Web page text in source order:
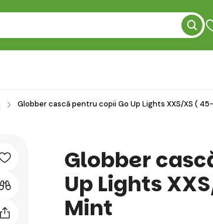
Globber cască pentru copii Go Up Lights XXS/XS (
Globber
Up Lights
Mint